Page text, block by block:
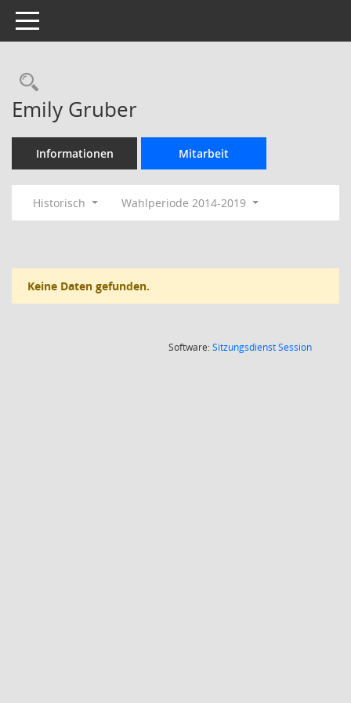
Toggle navigation
Rechercheauswahl
Emily Gruber
Informationen Mitarbeit
Historisch Wahlperiode 2014-2019
Keine Daten gefunden.
Software:SitzungsdienstSession(Wird in